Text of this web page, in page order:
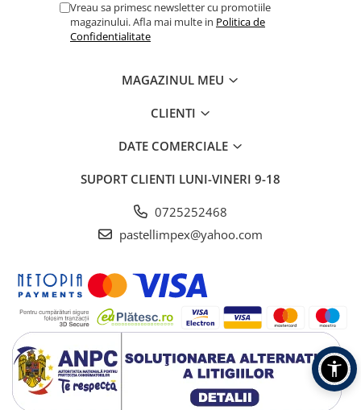
Vreau sa primesc newsletter cu promotiile
magazinului. Afla mai multe in Politica de
Confidentialitate
MAGAZINUL MEU
CLIENTI
DATE COMERCIALE
SUPORT CLIENTI LUNI-VINERI 9-18
0725252468
pastellimpex@yahoo.com